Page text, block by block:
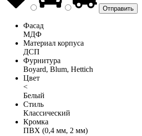
Фасад
МДФ
Материал корпуса
ДСП
Фурнитура
Boyard, Blum, Hettich
Цвет
<
Белый
Стиль
Классический
Кромка
ПВХ (0,4 мм, 2 мм)